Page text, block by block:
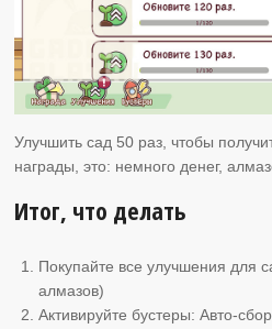
Улучшить сад 50 раз, чтобы
награды, это: немного денег,
Итог, что делать
Покупайте все улучшения для
алмазов)
Активируйте бустеры: Авто-